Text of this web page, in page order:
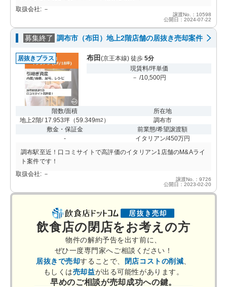
取扱会社: －
譲渡No.：10598
公開日：2024-07-22
募集終了 調布市（布田）地上2階店舗の居抜き売却案件
居抜きプラス 布田 (京王本線) 徒歩 5分
現賃料/坪単価
－ /10,500円
階数/面積
地上2階/ 17.953坪 （59.349m2 ）
所在地
調布市
敷金・保証金
-
前業態/希望譲渡額
イタリアン/450万円
調布駅至近！口コミサイトで高評価のイタリアン1店舗のM&Aライ
ト案件です！
取扱会社: －
譲渡No.：9726
公開日：2023-02-20
飲食店の閉店をお考えの方
物件の解約予告を出す前に、
ぜひ一度専門家へご相談ください！
居抜きで売却することで、 閉店コストの削減
もしくは売却益が出る可能性があります。
早めのご相談が売却成功への鍵。